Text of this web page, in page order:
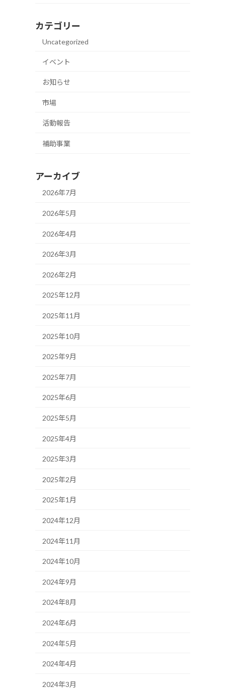
カテゴリー
Uncategorized
イベント
お知らせ
市場
活動報告
補助事業
アーカイブ
2026年7月
2026年5月
2026年4月
2026年3月
2026年2月
2025年12月
2025年11月
2025年10月
2025年9月
2025年7月
2025年6月
2025年5月
2025年4月
2025年3月
2025年2月
2025年1月
2024年12月
2024年11月
2024年10月
2024年9月
2024年8月
2024年6月
2024年5月
2024年4月
2024年3月